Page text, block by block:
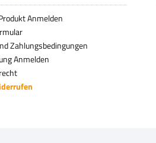
Anmelden
Zahlungsbedingungen
Anmelden